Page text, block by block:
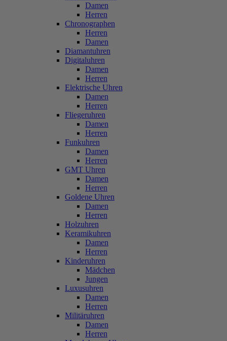
Damen
Herren
Chronographen
Herren
Damen
Diamantuhren
Digitaluhren
Damen
Herren
Elektrische Uhren
Damen
Herren
Fliegeruhren
Damen
Herren
Funkuhren
Damen
Herren
GMT Uhren
Damen
Herren
Goldene Uhren
Damen
Herren
Holzuhren
Keramikuhren
Damen
Herren
Kinderuhren
Mädchen
Jungen
Luxusuhren
Damen
Herren
Militäruhren
Damen
Herren